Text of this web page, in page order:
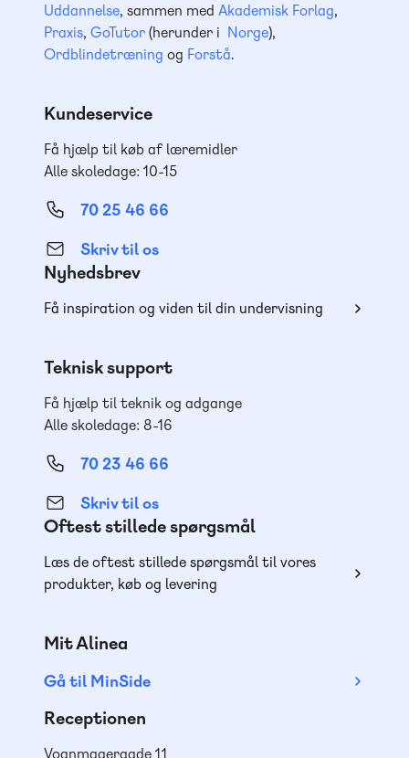
Uddannelse, sammen med Akademisk Forlag,
Praxis, GoTutor(herunder i Norge),
Ordblindetræning og Forstå.
Kundeservice
Få hjælp til køb af læremidler
Alle skoledage: 10-15
70 25 46 66
Skriv til os
Nyhedsbrev
Få inspiration og viden til din undervisning
Teknisk support
Få hjælp til teknik og adgange
Alle skoledage: 8-16
70 23 46 66
Skriv til os
Oftest stillede spørgsmål
Læs de oftest stillede spørgsmål til vores
produkter, køb og levering
Mit Alinea
Gå til MinSide
Receptionen
Vognmagergade 11